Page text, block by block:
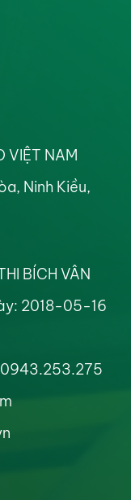
VIỆT NAM
Ninh Kiều,
BÍCH VÂN
2018-05-16
0943.253.275